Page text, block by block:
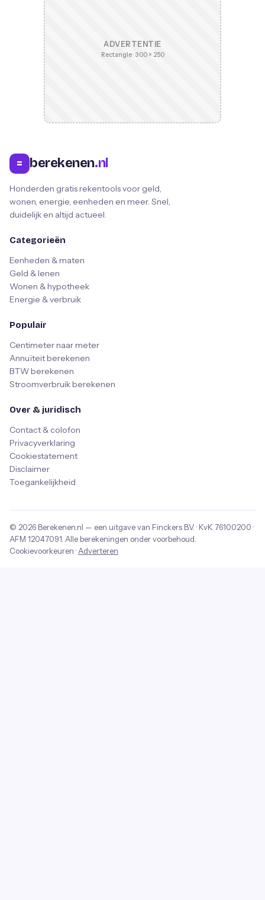
ADVERTENTIE
Rectangle · 300 × 250
= berekenen.nl
Honderden gratis rekentools voor geld,
wonen, energie, eenheden en meer. Snel,
duidelijk en altijd actueel.
Categorieën
Eenheden & maten
Geld & lenen
Wonen & hypotheek
Energie & verbruik
Populair
Centimeter naar meter
Annuïteit berekenen
BTW berekenen
Stroomverbruik berekenen
Over & juridisch
Contact & colofon
Privacyverklaring
Cookiestatement
Disclaimer
Toegankelijkheid
© 2026 Berekenen.nl — een uitgave van Finckers B.V. · KvK 76100200 ·
AFM 12047091 . Alle berekeningen onder voorbehoud.
Cookievoorkeuren · Adverteren